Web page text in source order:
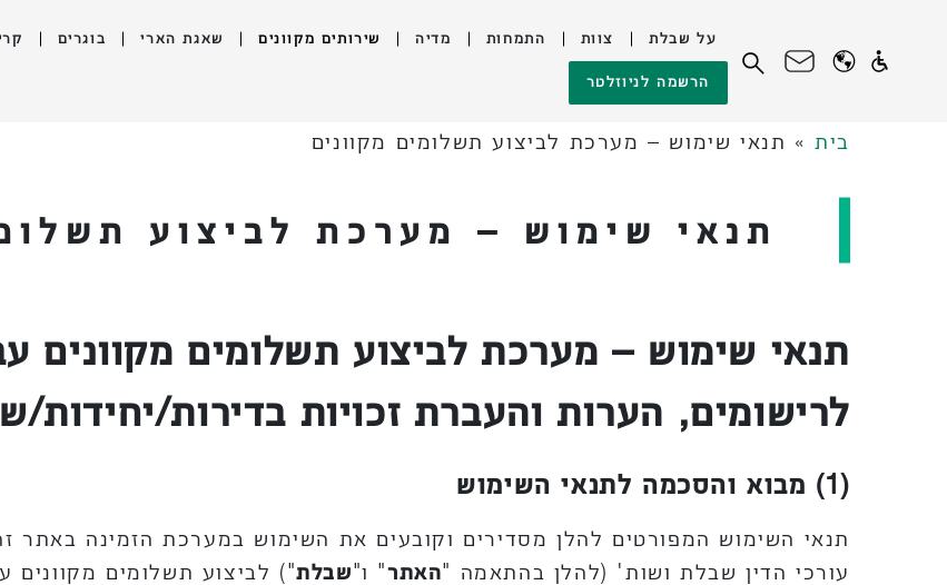
על שבלת צוות התמחות מדיה שירותים מקוונים שאגת הארי בוגרים
הרשמה לניוזלטר
בית» תנאי שימוש – מערכת לביצוע תשלומים מקוונים
תנאי שימוש – מערכת לביצוע
תנאי שימוש – מערכת לביצוע תשלומים מקוונים
לרישומים, הערות והעברת זכויות בדירות/יחידות/
(1) מבוא והסכמה לתנאי השימוש
תנאי השימוש המפורטים להלן מסדירים וקובעים את השימוש במערכת הזמינה באתר
עורכי הדין שבלת ושות' (להלן בהתאמה "האתר" ו"שבלת") לביצוע תשלומים מקוונים